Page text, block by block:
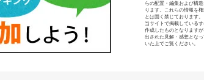
らの配置・編集および構
ります。これらの情報を
とは固く禁じております。
当サイトで掲載している
作成したものとなります
出された見解・感想とな
いた上でご覧ください。